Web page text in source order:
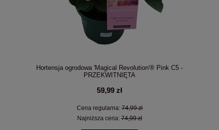
Hortensja ogrodowa 'Magical Revolution'® Pink C5 -
PRZEKWITNIĘTA
59,99 zł
Cena regularna:74,99 zł
Najniższa cena:74,99 zł